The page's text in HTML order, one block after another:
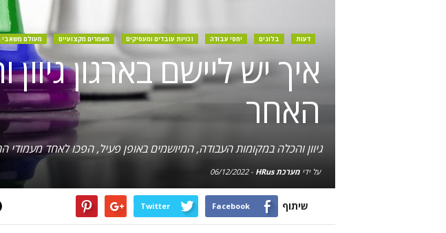
דעות בלוגים יחסי עבודה זכויות עובדים ומעסיקים מאמרים מקצועיים מעולם משאבי
איך יש ליישם בארגון
האחר
גיוון והכלה במקומות העבודה, המיושמים באופן פעיל, הפכו לאחד מעמודי
על ידימערכת HRus -
06/12/2022
שיתוף Facebook
Twitter